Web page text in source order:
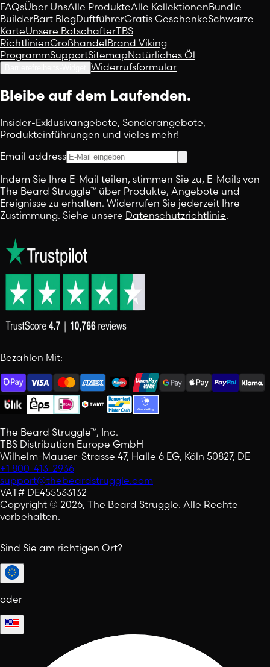
FAQsÜber UnsAlle ProdukteAlle KollektionenBundle
BuilderBart BlogDuftführerGratis GeschenkeSchwarze
KarteUnsere BotschafterTBS
RichtlinienGroßhandelBrand Viking
ProgrammSupportSitemapNatürliches Öl
Widerrufsformular
Bleibe auf dem Laufenden.
Insider-Exklusivangebote, Sonderangebote,
Produkteinführungen und vieles mehr!
Email address
Indem Sie Ihre E-Mail teilen, stimmen Sie zu, E-Mails von
The Beard Struggle™ über Produkte, Angebote und
Ereignisse zu erhalten. Widerrufen Sie jederzeit Ihre
Zustimmung. Siehe unsere Datenschutzrichtlinie.
Bezahlen Mit:
The Beard Struggle™, Inc.
TBS Distribution Europe GmbH
Wilhelm-Mauser-Strasse 47, Halle 6 EG, Köln 50827, DE
+1 800-413-2936
support@thebeardstruggle.com
VAT# DE455533132
Copyright © 2026, The Beard Struggle. Alle Rechte
vorbehalten.
Sind Sie am richtigen Ort?
oder